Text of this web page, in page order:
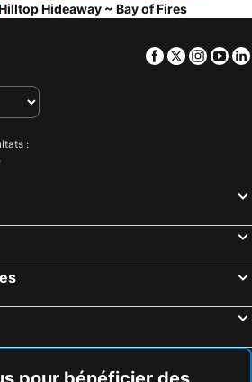
Hideaway ~ Bay of Fires
Facebook
Twitter
: